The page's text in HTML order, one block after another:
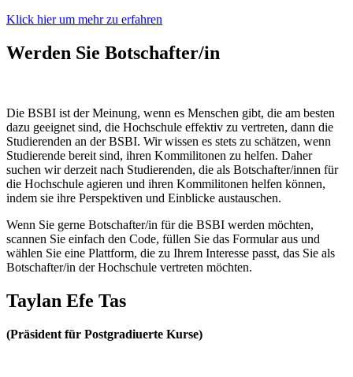
Klick hier um mehr zu erfahren
Werden Sie Botschafter/in
Die BSBI ist der Meinung, wenn es Menschen gibt, die am besten
dazu geeignet sind, die Hochschule effektiv zu vertreten, dann die
Studierenden an der BSBI. Wir wissen es stets zu schätzen, wenn
Studierende bereit sind, ihren Kommilitonen zu helfen. Daher
suchen wir derzeit nach Studierenden, die als Botschafter/innen für
die Hochschule agieren und ihren Kommilitonen helfen können,
indem sie ihre Perspektiven und Einblicke austauschen.
Wenn Sie gerne Botschafter/in für die BSBI werden möchten,
scannen Sie einfach den Code, füllen Sie das Formular aus und
wählen Sie eine Plattform, die zu Ihrem Interesse passt, das Sie als
Botschafter/in der Hochschule vertreten möchten.
Taylan Efe Tas
(Präsident für Postgradiuerte Kurse)